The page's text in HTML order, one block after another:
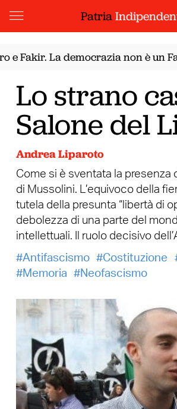
Patria
Fakir. La democrazia non è un Far
Lo strano
Salone del
Andrea Liparoto
Come si è sventata la presenza
di Mussolini. L’equivoco della
tutela della presunta “libertà di
debolezza di una parte del
intellettuali. Il ruolo decisivo
Antifascismo
Costituzione
Memoria
Neofascismo